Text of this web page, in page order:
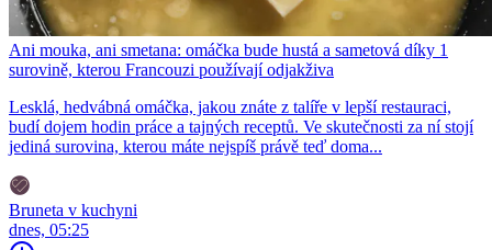
Ani mouka, ani smetana: omáčka bude hustá a sametová díky 1
surovině, kterou Francouzi používají odjakživa
Lesklá, hedvábná omáčka, jakou znáte z talíře v lepší restauraci,
budí dojem hodin práce a tajných receptů. Ve skutečnosti za ní stojí
jediná surovina, kterou máte nejspíš právě teď doma...
Bruneta v kuchyni
dnes, 05:25